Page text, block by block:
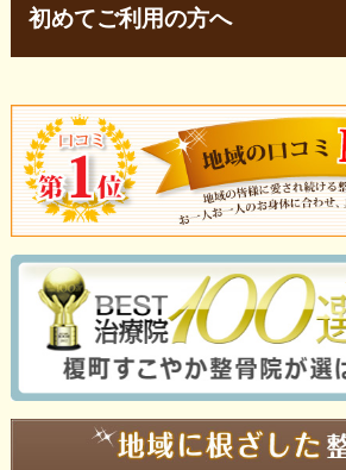
初めてご利用の方へ